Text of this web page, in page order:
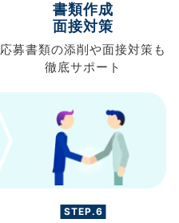
書類作成
面接対策
応募書類の添削や面接対策も
徹底サポート
STEP.6